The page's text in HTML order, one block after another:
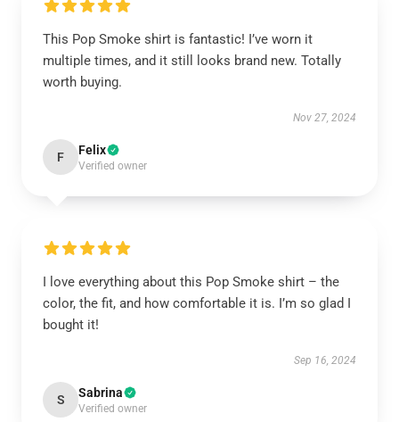
This Pop Smoke shirt is fantastic! I’ve worn it
multiple times, and it still looks brand new. Totally
worth buying.
Nov 27, 2024
F Felix
Verified owner
I love everything about this Pop Smoke shirt – the
color, the fit, and how comfortable it is. I’m so glad I
bought it!
Sep 16, 2024
S Sabrina
Verified owner